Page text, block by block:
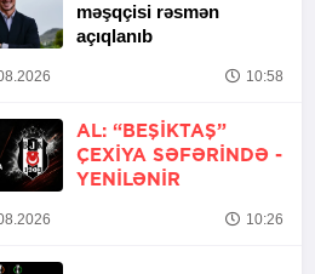
məşqçisi rəsmən
açıqlanıb
10:58
AL: “BEŞIKTAŞ”
ÇEXIYA SƏFƏRINDƏ -
YENİLƏNİR
10:26